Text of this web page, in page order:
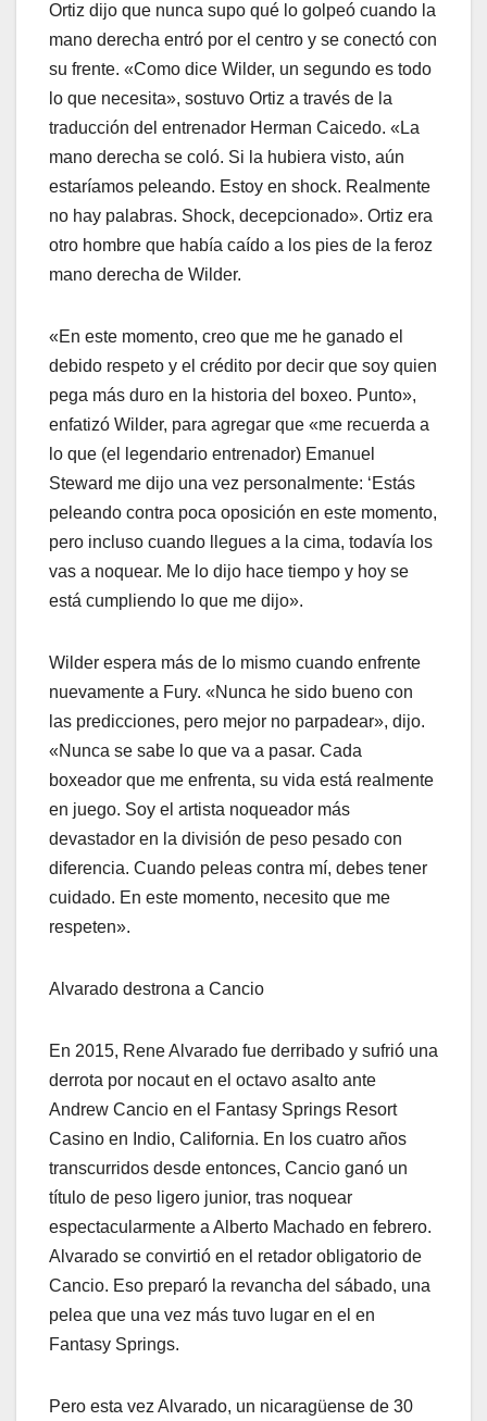
Ortiz dijo que nunca supo qué lo golpeó cuando la
mano derecha entró por el centro y se conectó con
su frente. «Como dice Wilder, un segundo es todo
lo que necesita», sostuvo Ortiz a través de la
traducción del entrenador Herman Caicedo. «La
mano derecha se coló. Si la hubiera visto, aún
estaríamos peleando. Estoy en shock. Realmente
no hay palabras. Shock, decepcionado». Ortiz era
otro hombre que había caído a los pies de la feroz
mano derecha de Wilder.
«En este momento, creo que me he ganado el
debido respeto y el crédito por decir que soy quien
pega más duro en la historia del boxeo. Punto»,
enfatizó Wilder, para agregar que «me recuerda a
lo que (el legendario entrenador) Emanuel
Steward me dijo una vez personalmente: ‘Estás
peleando contra poca oposición en este momento,
pero incluso cuando llegues a la cima, todavía los
vas a noquear. Me lo dijo hace tiempo y hoy se
está cumpliendo lo que me dijo».
Wilder espera más de lo mismo cuando enfrente
nuevamente a Fury. «Nunca he sido bueno con
las predicciones, pero mejor no parpadear», dijo.
«Nunca se sabe lo que va a pasar. Cada
boxeador que me enfrenta, su vida está realmente
en juego. Soy el artista noqueador más
devastador en la división de peso pesado con
diferencia. Cuando peleas contra mí, debes tener
cuidado. En este momento, necesito que me
respeten».
Alvarado destrona a Cancio
En 2015, Rene Alvarado fue derribado y sufrió una
derrota por nocaut en el octavo asalto ante
Andrew Cancio en el Fantasy Springs Resort
Casino en Indio, California. En los cuatro años
transcurridos desde entonces, Cancio ganó un
título de peso ligero junior, tras noquear
espectacularmente a Alberto Machado en febrero.
Alvarado se convirtió en el retador obligatorio de
Cancio. Eso preparó la revancha del sábado, una
pelea que una vez más tuvo lugar en el en
Fantasy Springs.
Pero esta vez Alvarado, un nicaragüense de 30